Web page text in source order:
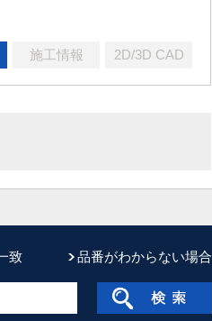
施工情報 2D/3D CAD
致 品番がわからない場合